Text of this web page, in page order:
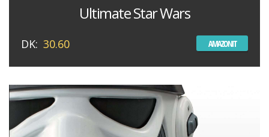
Ultimate Star Wars
DK: 30.60 AMAZONIT